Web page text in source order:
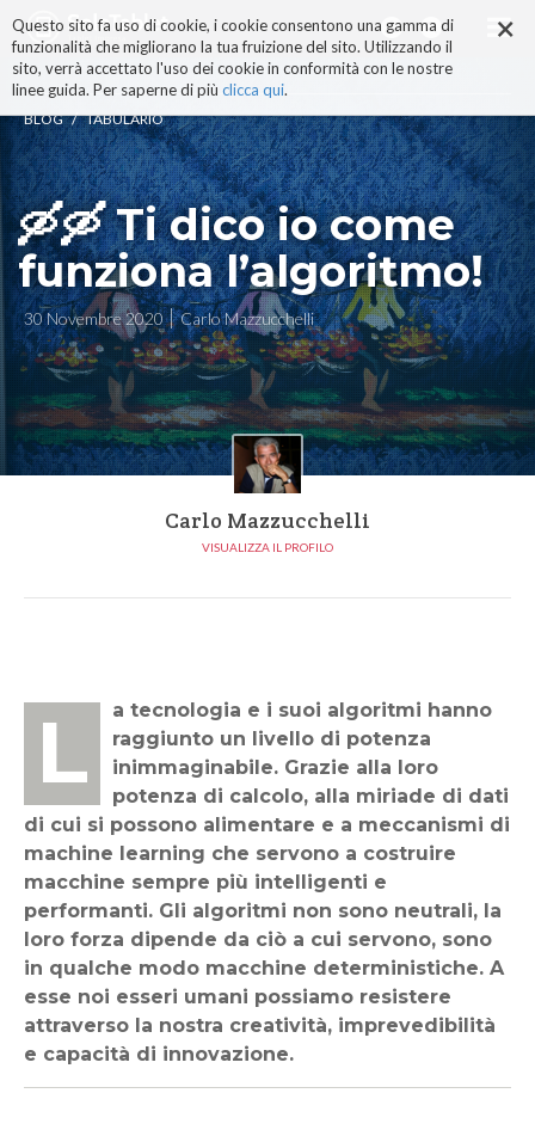
×
Questo sito fa uso di cookie, i cookie consentono una gamma di
funzionalità che migliorano la tua fruizione del sito. Utilizzando il
sito, verrà accettato l'uso dei cookie in conformità con le nostre
linee guida. Per saperne di più clicca qui.
ai
contenuti.
|
alla
navigazione
BLOG / TABULARIO
🛶🛶 Ti dico io come
funziona l’algoritmo!
30 Novembre 2020 Carlo Mazzucchelli
Carlo Mazzucchelli
VISUALIZZA IL PROFILO
La tecnologia e i suoi algoritmi hanno
raggiunto un livello di potenza
inimmaginabile. Grazie alla loro
potenza di calcolo, alla miriade di dati
di cui si possono alimentare e a meccanismi di
machine learning che servono a costruire
macchine sempre più intelligenti e
performanti. Gli algoritmi non sono neutrali, la
loro forza dipende da ciò a cui servono, sono
in qualche modo macchine deterministiche. A
esse noi esseri umani possiamo resistere
attraverso la nostra creatività, imprevedibilità
e capacità di innovazione.